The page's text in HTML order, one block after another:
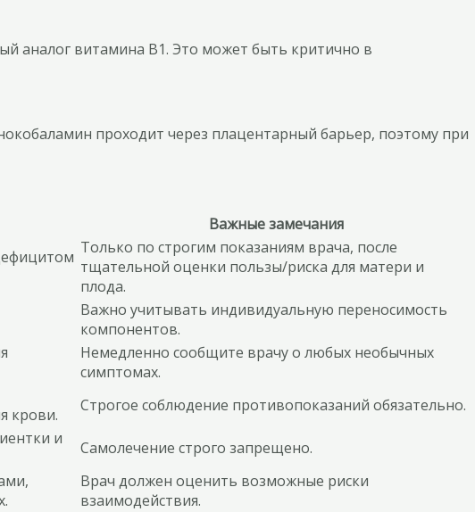
аналог витамина В1. Это может быть критично в
проходит через плацентарный барьер, поэтому при
Важные замечания
Только по строгим показаниям врача, после
тщательной оценки пользы/риска для матери и
плода.
Важно учитывать индивидуальную переносимость
компонентов.
Немедленно сообщите врачу о любых необычных
симптомах.
крови.
Строгое соблюдение противопоказаний обязательно.
и
Самолечение строго запрещено.
Врач должен оценить возможные риски
взаимодействия.